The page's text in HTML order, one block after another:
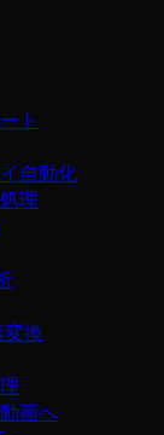
ト
自動化
理
換
画へ